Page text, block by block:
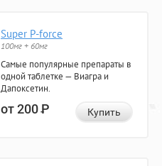
Super P-force
100мг + 60мг
Самые популярные препараты в
одной таблетке — Виагра и
Дапоксетин.
от 200Р Купить